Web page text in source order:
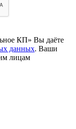
КП» Вы даёте
данных. Ваши
лицам